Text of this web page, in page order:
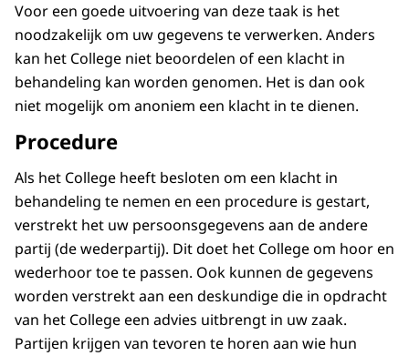
Voor een goede uitvoering van deze taak is het
noodzakelijk om uw gegevens te verwerken. Anders
kan het College niet beoordelen of een klacht in
behandeling kan worden genomen. Het is dan ook
niet mogelijk om anoniem een klacht in te dienen.
Procedure
Als het College heeft besloten om een klacht in
behandeling te nemen en een procedure is gestart,
verstrekt het uw persoonsgegevens aan de andere
partij (de wederpartij). Dit doet het College om hoor en
wederhoor toe te passen. Ook kunnen de gegevens
worden verstrekt aan een deskundige die in opdracht
van het College een advies uitbrengt in uw zaak.
Partijen krijgen van tevoren te horen aan wie hun